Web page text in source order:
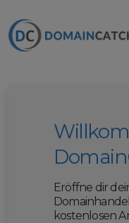
Eröffne dir
kostenlosen